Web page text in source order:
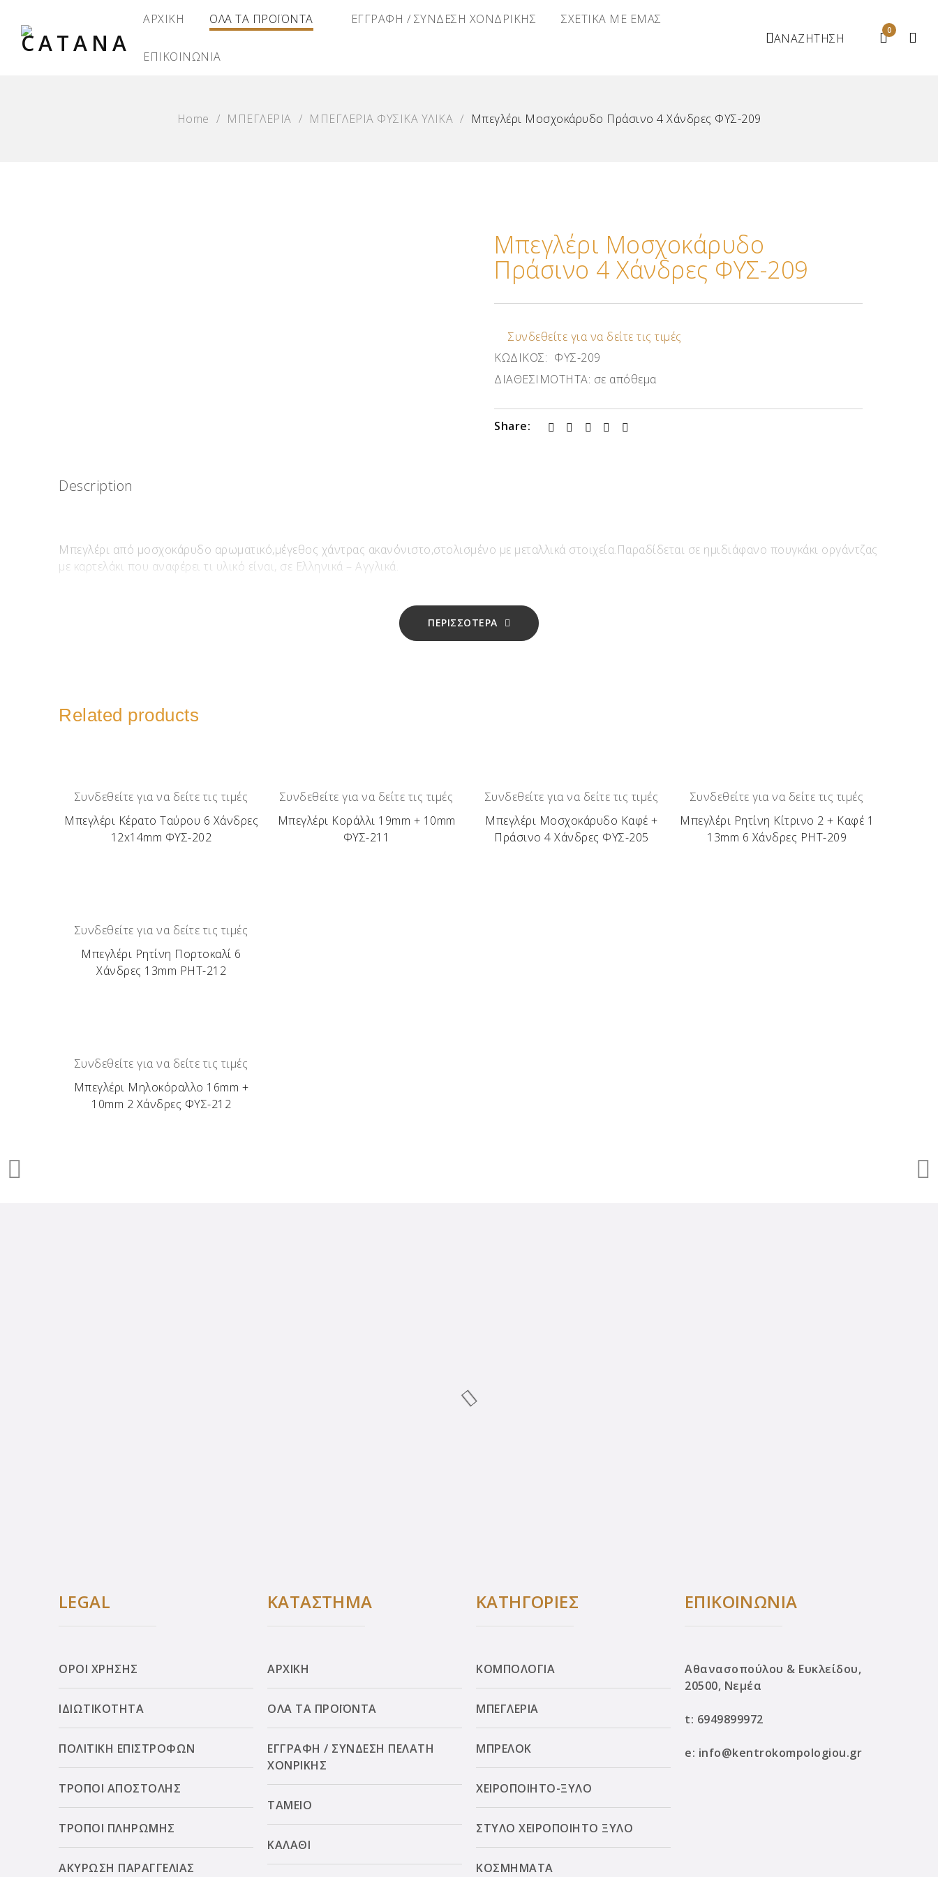
ΑΡΧΙΚΗ ΟΛΑ ΤΑ ΠΡΟΪΟΝΤΑ ΕΓΓΡΑΦΗ / ΣΥΝΔΕΣΗ ΧΟΝΔΡΙΚΗΣ ΣΧΕΤΙΚΑ ΜΕ ΕΜΑΣ
ΕΠΙΚΟΙΝΩΝΙΑ
0
ΑΝΑΖΗΤΗΣΗ
Home / ΜΠΕΓΛΕΡΙΑ / ΜΠΕΓΛΕΡΙΑ ΦΥΣΙΚΑ ΥΛΙΚΑ / Μπεγλέρι Μοσχοκάρυδο Πράσινο 4 Χάνδρες ΦΥΣ-209
Μπεγλέρι Μοσχοκάρυδο
Πράσινο 4 Χάνδρες ΦΥΣ-209
Συνδεθείτε για να δείτε τις τιμές
ΚΩΔΙΚΟΣ: ΦΥΣ-209
ΔΙΑΘΕΣΙΜΟΤΗΤΑ: σε απόθεμα
Share:
Description
Μπεγλέρι από μοσχοκάρυδο αρωματικό,μέγεθος χάντρας ακανόνιστο,στολισμένο με μεταλλικά στοιχεία.Παραδίδεται σε ημιδιάφανο πουγκάκι οργάντζας
με καρτελάκι που αναφέρει τι υλικό είναι, σε Ελληνικά – Αγγλικά.
ΠΕΡΙΣΣΟΤΕΡΑ
Related products
Συνδεθείτε για να δείτε τις τιμές
Μπεγλέρι Κέρατο Ταύρου 6 Χάνδρες
12x14mm ΦΥΣ-202
Συνδεθείτε για να δείτε τις τιμές
Μπεγλέρι Κοράλλι 19mm + 10mm
ΦΥΣ-211
Συνδεθείτε για να δείτε τις τιμές
Μπεγλέρι Μοσχοκάρυδο Καφέ +
Πράσινο 4 Χάνδρες ΦΥΣ-205
Συνδεθείτε για να δείτε τις τιμές
Μπεγλέρι Ρητίνη Κίτρινο 2 + Καφέ 1
13mm 6 Χάνδρες ΡΗΤ-209
Συνδεθείτε για να δείτε τις τιμές
Μπεγλέρι Ρητίνη Πορτοκαλί 6
Χάνδρες 13mm ΡΗΤ-212
Συνδεθείτε για να δείτε τις τιμές
Μπεγλέρι Μηλοκόραλλο 16mm +
10mm 2 Χάνδρες ΦΥΣ-212
LEGAL
ΟΡΟΙ ΧΡΗΣΗΣ
ΙΔΙΩΤΙΚΟΤΗΤΑ
ΠΟΛΙΤΙΚΗ ΕΠΙΣΤΡΟΦΩΝ
ΤΡΟΠΟΙ ΑΠΟΣΤΟΛΗΣ
ΤΡΟΠΟΙ ΠΛΗΡΩΜΗΣ
ΑΚΥΡΩΣΗ ΠΑΡΑΓΓΕΛΙΑΣ
ΚΑΤΑΣΤΗΜΑ
ΑΡΧΙΚΗ
ΟΛΑ ΤΑ ΠΡΟΪΟΝΤΑ
ΕΓΓΡΑΦΗ / ΣΥΝΔΕΣΗ ΠΕΛΑΤΗ
ΧΟΝΡΙΚΗΣ
ΤΑΜΕΙΟ
ΚΑΛΑΘΙ
ΚΑΤΗΓΟΡΙΕΣ
ΚΟΜΠΟΛΟΓΙΑ
ΜΠΕΓΛΕΡΙΑ
ΜΠΡΕΛΟΚ
ΧΕΙΡΟΠΟΙΗΤΟ-ΞΥΛΟ
ΣΤΥΛΟ ΧΕΙΡΟΠΟΙΗΤΟ ΞΥΛΟ
ΚΟΣΜΗΜΑΤΑ
ΕΠΙΚΟΙΝΩΝΙΑ
Αθανασοπούλου & Ευκλείδου,
20500, Νεμέα
t: 6949899972
e: info@kentrokompologiou.gr